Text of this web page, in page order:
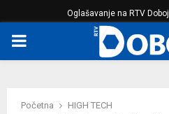
Oglašavanje na RTV Doboj
PRIMARY
Početna
HIGH TECH